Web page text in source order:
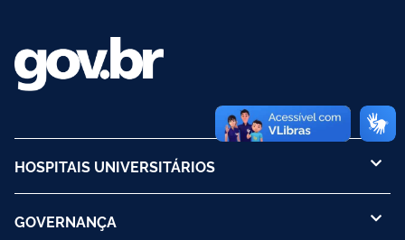
HOSPITAIS UNIVERSITÁRIOS
GOVERNANÇA